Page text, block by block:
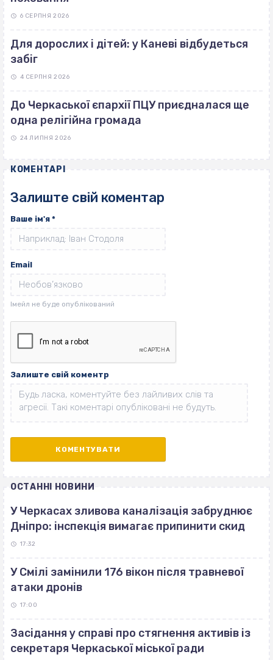
6 СЕРПНЯ 2026
Для дорослих і дітей: у Каневі відбудеться
забіг
4 СЕРПНЯ 2026
До Черкаської єпархії ПЦУ приєдналася ще
одна релігійна громада
24 ЛИПНЯ 2026
КОМЕНТАРІ
Залиште свій коментар
Ваше ім'я *
Email
Залиште свій коментр
ОСТАННІ НОВИНИ
У Черкасах зливова каналізація забруднює
Дніпро: інспекція вимагає припинити скид
17:32
У Смілі замінили 176 вікон після травневої
атаки дронів
17:00
Засідання у справі про стягнення активів із
секретаря Черкаської міської ради